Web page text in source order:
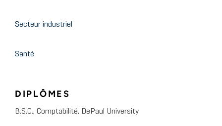
Secteur industriel
Santé
DIPLÔMES
B.S.C., Comptabilité, DePaul University